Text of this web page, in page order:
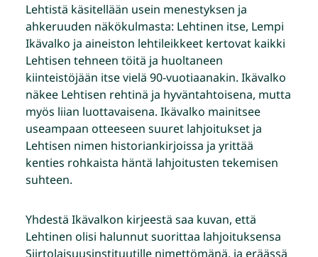
Lehtistä käsitellään usein menestyksen ja
ahkeruuden näkökulmasta: Lehtinen itse, Lempi
Ikävalko ja aineiston lehtileikkeet kertovat kaikki
Lehtisen tehneen töitä ja huoltaneen
kiinteistöjään itse vielä 90-vuotiaanakin. Ikävalko
näkee Lehtisen rehtinä ja hyväntahtoisena, mutta
myös liian luottavaisena. Ikävalko mainitsee
useampaan otteeseen suuret lahjoitukset ja
Lehtisen nimen historiankirjoissa ja yrittää
kenties rohkaista häntä lahjoitusten tekemisen
suhteen.
Yhdestä Ikävalkon kirjeestä saa kuvan, että
Lehtinen olisi halunnut suorittaa lahjoituksensa
Siirtolaisuusinstituutille nimettömänä, ja eräässä